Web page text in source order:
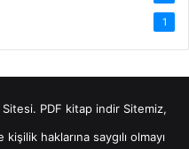
1
Sitesi. PDF kitap indirSitemiz,
haklarına saygılı olmayı